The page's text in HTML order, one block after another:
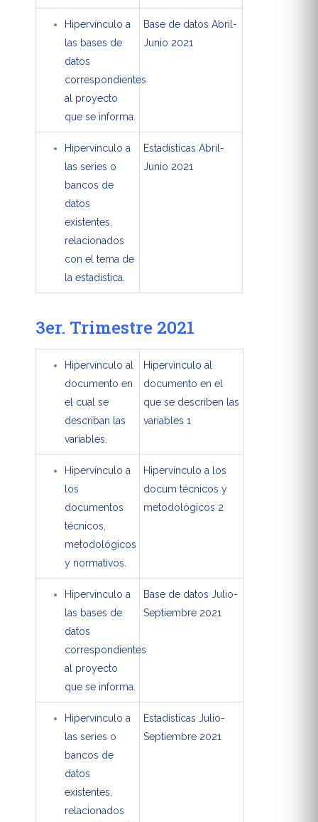
Hipervínculo a
las bases de
datos
correspondientes
al proyecto
que se informa.
Base de datos Abril-
Junio 2021
Hipervínculo a
las series o
bancos de
datos
existentes,
relacionados
con el tema de
la estadística.
Estadísticas Abril-
Junio 2021
3er. Trimestre 2021
Hipervínculo al
documento en
el cual se
describan las
variables.
Hipervínculo al
documento en el
que se describen las
variables 1
Hipervínculo a
los
documentos
técnicos,
metodológicos
y normativos.
Hipervínculo a los
docum técnicos y
metodológicos 2
Hipervínculo a
las bases de
datos
correspondientes
al proyecto
que se informa.
Base de datos Julio-
Septiembre 2021
Hipervínculo a
las series o
bancos de
datos
existentes,
relacionados
Estadísticas Julio-
Septiembre 2021